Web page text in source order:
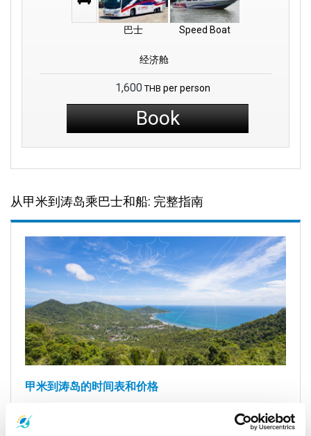
巴士 Speed Boat
经济舱
1,600 THB per person
Book
从甲米到涛岛乘巴士和船: 完整指南
甲米到涛岛的时间表和价格
你是否正在计划从甲米到
这个热带天堂的旅行？本指南将帮
助你高效选择前往的方式。无论你是在寻找从甲米到涛岛的渡